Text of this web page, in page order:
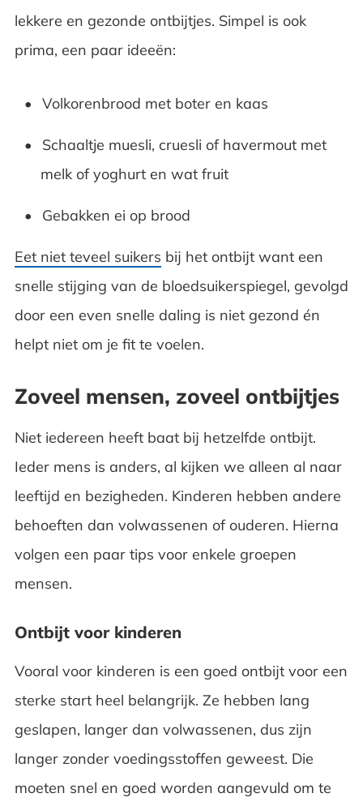
lekkere en gezonde ontbijtjes. Simpel is ook
prima, een paar ideeën:
Volkorenbrood met boter en kaas
Schaaltje muesli, cruesli of havermout met
melk of yoghurt en wat fruit
Gebakken ei op brood
Eet niet teveel suikers bij het ontbijt want een
snelle stijging van de bloedsuikerspiegel, gevolgd
door een even snelle daling is niet gezond én
helpt niet om je fit te voelen.
Zoveel mensen, zoveel ontbijtjes
Niet iedereen heeft baat bij hetzelfde ontbijt.
Ieder mens is anders, al kijken we alleen al naar
leeftijd en bezigheden. Kinderen hebben andere
behoeften dan volwassenen of ouderen. Hierna
volgen een paar tips voor enkele groepen
mensen.
Ontbijt voor kinderen
Vooral voor kinderen is een goed ontbijt voor een
sterke start heel belangrijk. Ze hebben lang
geslapen, langer dan volwassenen, dus zijn
langer zonder voedingsstoffen geweest. Die
moeten snel en goed worden aangevuld om te